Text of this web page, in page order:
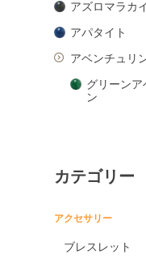
アズロマラカ
アパタイト
アベンチュリ
グリーンア
ン
オレンジア
アマゾナイト
アメジスト各種
カテゴリー
アクセサリー
ブレスレット